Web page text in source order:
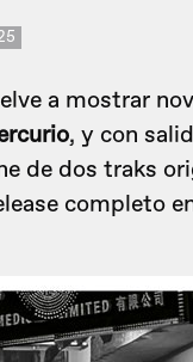
a mostrar
, y con
de dos traks
completo